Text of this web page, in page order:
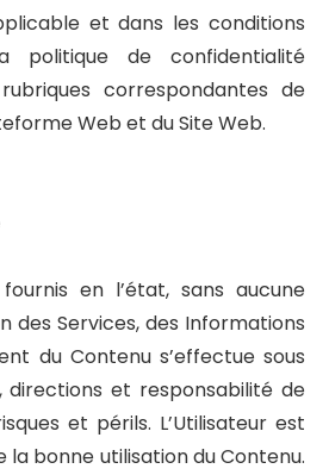
et dans les conditions
politique de confidentialité
correspondantes de
Web et du Site Web.
en l’état, sans aucune
des Services, des Informations
du Contenu s’effectue sous
directions et responsabilité de
et périls. L’Utilisateur est
bonne utilisation du Contenu.